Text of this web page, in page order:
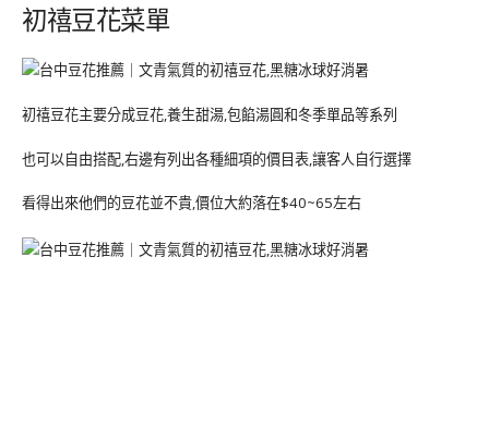
初禧豆花菜單
初禧豆花主要分成豆花,養生甜湯,包餡湯圓和冬季單品等系列
也可以自由搭配,右邊有列出各種細項的價目表,讓客人自行選擇
看得出來他們的豆花並不貴,價位大約落在$40~65左右